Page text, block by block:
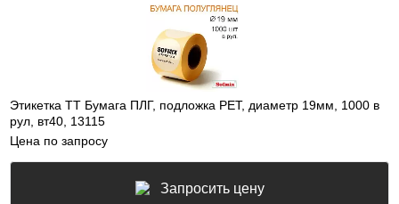
Этикетка ТТ Бумага ПЛГ, подложка РЕТ, диаметр 19мм, 1000 в
рул, вт40, 13115
Цена по запросу
Запросить цену